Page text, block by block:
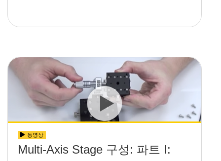
동영상
Multi-Axis Stage 구성: 파트 I: